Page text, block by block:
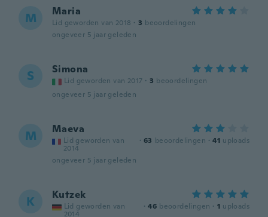
M Maria
Lid geworden van 2018 · 3 beoordelingen
ongeveer 5 jaar geleden
S Simona
Lid geworden van 2017 · 3 beoordelingen
ongeveer 5 jaar geleden
M Maeva
Lid geworden van
2014
· 63 beoordelingen · 41 uploads
ongeveer 5 jaar geleden
K Kutzek
Lid geworden van
2014
· 46 beoordelingen · 1 uploads